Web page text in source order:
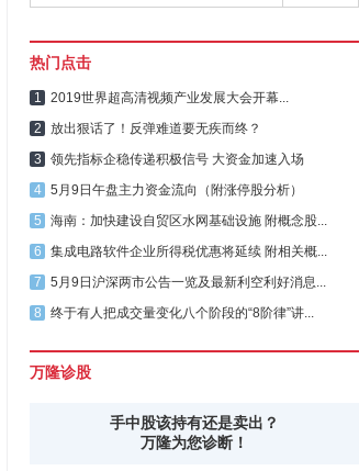
热门点击
1
2019世界超高清视频产业发展大会开幕...
2
放出狠话了！反弹难道要无疾而终？
3
领先指标企稳传递积极信号 大资金加速入场
4
5月9日午盘主力资金流向（附涨停股分析）
5
海南：加快建设自贸区水网基础设施 附概念股...
6
集成电路软件企业所得税优惠将延续 附相关概...
7
5月9日沪深两市公告一览及最新利空利好消息...
8
终于有人把成交量变化八个阶段的“8阶律”讲...
万隆诊股
手中股该持有还是卖出？
万隆为您诊断！